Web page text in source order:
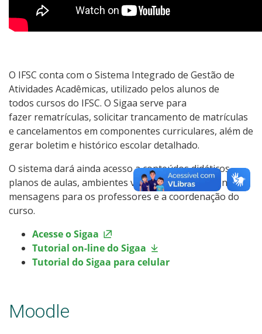
Representação Estudantil
O IFSC conta com o Sistema Integrado de Gestão de
Atividades Acadêmicas, utilizado pelos alunos de
todos cursos do IFSC. O Sigaa serve para
fazer rematrículas, solicitar trancamento de matrículas
e cancelamentos em componentes curriculares, além de
gerar boletim e histórico escolar detalhado.
O sistema dará ainda acesso a conteúdos didáticos,
planos de aulas, ambientes virtuais e permitirá enviar
mensagens para os professores e a coordenação do
curso.
Acesse o Sigaa
Tutorial on-line do Sigaa
Tutorial do Sigaa para celular
Moodle